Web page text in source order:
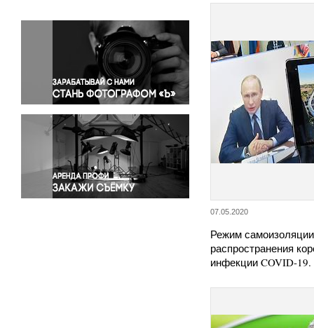
Окружающая среда
Политика
Правосудие
Происшествия и конфликты
Религия
Светская жизнь
Спорт
Экология
Экономика и бизнес
07.05.2020
Режим
распространения
инфекции COVID-